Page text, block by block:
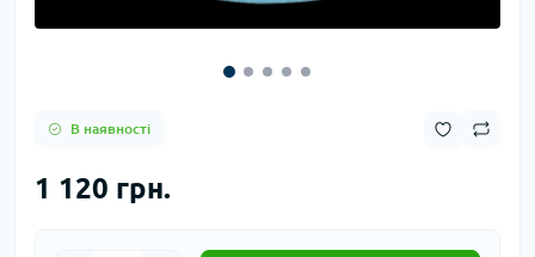
В наявності
1 120 грн.